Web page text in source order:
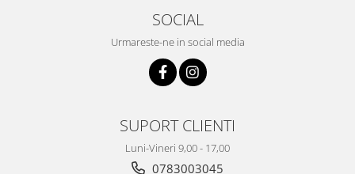
SOCIAL
Urmareste-ne in social media
SUPORT CLIENTI
Luni-Vineri 9,00 - 17,00
0783003045